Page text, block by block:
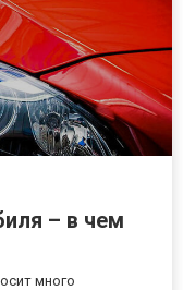
– в чем
много